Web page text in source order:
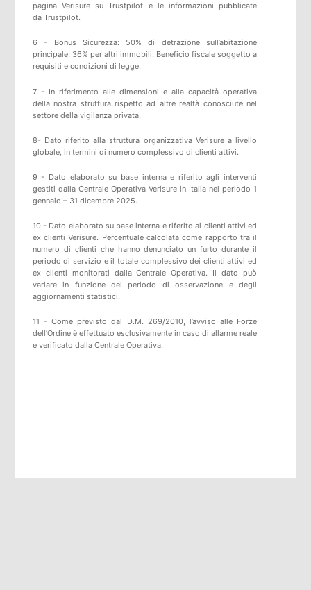
paginaVerisure suTrustpilot e le informazioni pubblicate
da Trustpilot.
6 - Bonus Sicurezza: 50% di detrazione sull’abitazione
principale; 36% per altri immobili. Beneficio fiscale soggetto a
requisiti e condizioni di legge.
7 - In riferimento alle dimensioni e alla capacità operativa
della nostra struttura rispetto ad altre realtà conosciute nel
settore della vigilanza privata.
8- Dato riferito alla struttura organizzativa Verisure a livello
globale, in termini di numero complessivo di clienti attivi.
9 - Dato elaborato su base interna e riferito agli interventi
gestiti dalla Centrale Operativa Verisure in Italia nel periodo 1
gennaio – 31 dicembre 2025.
10 - Dato elaborato su base interna e riferito ai clienti attivi ed
ex clienti Verisure. Percentuale calcolata come rapporto tra il
numero di clienti che hanno denunciato un furto durante il
periodo di servizio e il totale complessivo dei clienti attivi ed
ex clienti monitorati dalla Centrale Operativa. Il dato può
variare in funzione del periodo di osservazione e degli
aggiornamenti statistici.
11 - Come previsto dal D.M. 269/2010, l’avviso alle Forze
dell’Ordine è effettuato esclusivamente in caso di allarme reale
e verificato dalla Centrale Operativa.